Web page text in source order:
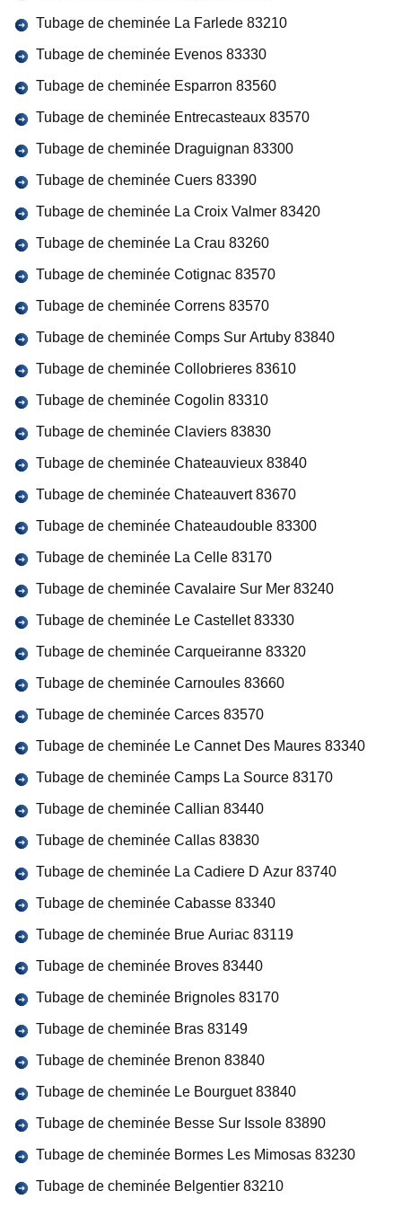
Tubage de cheminée La Farlede 83210
Tubage de cheminée Evenos 83330
Tubage de cheminée Esparron 83560
Tubage de cheminée Entrecasteaux 83570
Tubage de cheminée Draguignan 83300
Tubage de cheminée Cuers 83390
Tubage de cheminée La Croix Valmer 83420
Tubage de cheminée La Crau 83260
Tubage de cheminée Cotignac 83570
Tubage de cheminée Correns 83570
Tubage de cheminée Comps Sur Artuby 83840
Tubage de cheminée Collobrieres 83610
Tubage de cheminée Cogolin 83310
Tubage de cheminée Claviers 83830
Tubage de cheminée Chateauvieux 83840
Tubage de cheminée Chateauvert 83670
Tubage de cheminée Chateaudouble 83300
Tubage de cheminée La Celle 83170
Tubage de cheminée Cavalaire Sur Mer 83240
Tubage de cheminée Le Castellet 83330
Tubage de cheminée Carqueiranne 83320
Tubage de cheminée Carnoules 83660
Tubage de cheminée Carces 83570
Tubage de cheminée Le Cannet Des Maures 83340
Tubage de cheminée Camps La Source 83170
Tubage de cheminée Callian 83440
Tubage de cheminée Callas 83830
Tubage de cheminée La Cadiere D Azur 83740
Tubage de cheminée Cabasse 83340
Tubage de cheminée Brue Auriac 83119
Tubage de cheminée Broves 83440
Tubage de cheminée Brignoles 83170
Tubage de cheminée Bras 83149
Tubage de cheminée Brenon 83840
Tubage de cheminée Le Bourguet 83840
Tubage de cheminée Besse Sur Issole 83890
Tubage de cheminée Bormes Les Mimosas 83230
Tubage de cheminée Belgentier 83210